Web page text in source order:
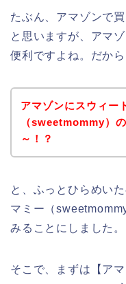
たぶん、アマゾンで
と思いますが、アマ
便利ですよね。だから
アマゾンにスウィー
（sweetmommy）
～！？
と、ふっとひらめい
マミー（
みることにしました。
そこで、まずは【ア